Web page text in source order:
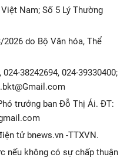
Nam; Số 5 Lý Thường
do Bộ Văn hóa, Thể
38242694, 024-39330400;
trưởng ban Đỗ Thị Ái. ĐT:
tử bnews.vn -TTXVN.
nếu không có sự chấp thuận